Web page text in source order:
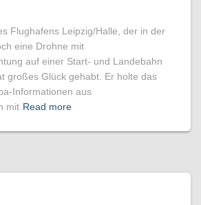
Flughafens Leipzig/Halle, der in der
eine Drohne mit
auf einer Start- und Landebahn
großes Glück gehabt. Er holte das
Informationen aus
mit Read more